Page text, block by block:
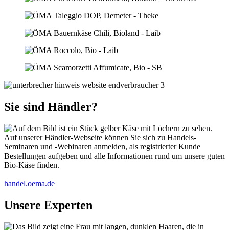
Sie sind Händler?
Auf unserer Händler-Webseite können Sie sich zu Handels-
Seminaren und -Webinaren anmelden, als registrierter Kunde
Bestellungen aufgeben und alle Informationen rund um unsere guten
Bio-Käse finden.
handel.oema.de
Unsere Experten